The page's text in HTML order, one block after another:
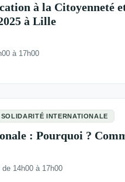
à la Citoyenneté
à Lille
à 17h00
SOLIDARITÉ INTERNATIONALE
: Pourquoi ?
14h00 à 17h00